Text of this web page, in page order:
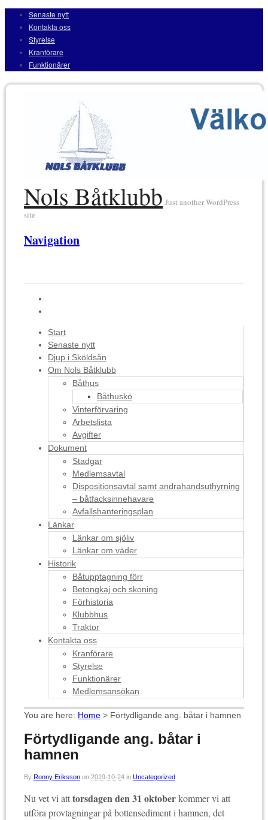
Senaste nytt
Kontakta oss
Styrelse
Kranförare
Funktionärer
Nols Båtklubb Just another WordPress
site
Navigation
Start
Senaste nytt
Djup i Sköldsån
Om Nols Båtklubb
Båthus
Båthuskö
Vinterförvaring
Arbetslista
Avgifter
Dokument
Stadgar
Medlemsavtal
Dispositionsavtal samt andrahandsuthyrning
– båtfacksinnehavare
Avfallshanteringsplan
Länkar
Länkar om sjöliv
Länkar om väder
Historik
Båtupptagning förr
Betongkaj och skoning
Förhistoria
Klubbhus
Traktor
Kontakta oss
Kranförare
Styrelse
Funktionärer
Medlemsansökan
You are here: Home > Förtydligande ang. båtar i hamnen
Förtydligande ang. båtar i
hamnen
By Ronny Eriksson on 2019-10-24 in Uncategorized
Nu vet vi atttorsdagen den 31 oktoberkommer vi att
utföra provtagningar på bottensediment i hamnen, det